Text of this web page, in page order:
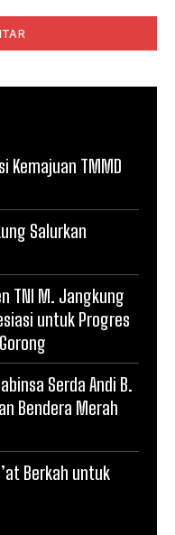
Kemajuan TMMD
Salurkan
TNI M. Jangkung
untuk Progres
Serda Andi B.
Bendera Merah
Berkah untuk